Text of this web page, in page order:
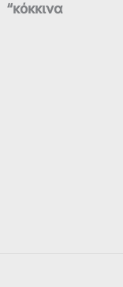
“κόκκινα